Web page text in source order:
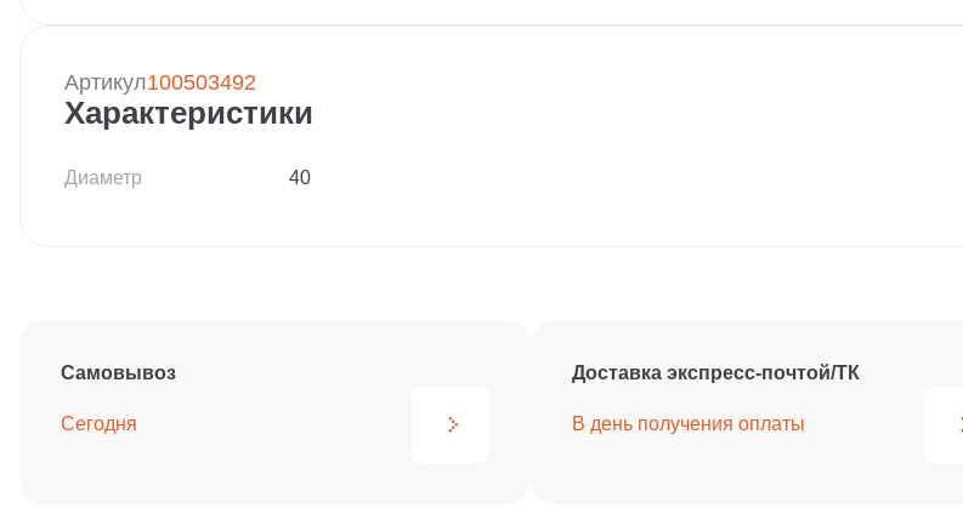
Артикул100503492
Характеристики
Диаметр 40
Самовывоз
Сегодня
Доставка экспресс-почтой/ТК
В день получения оплаты